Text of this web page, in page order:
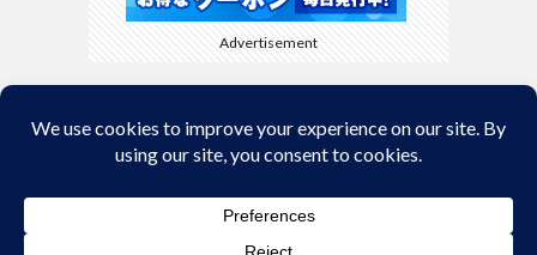
Advertisement
Back to Top